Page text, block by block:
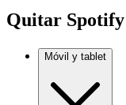
Quitar Spotify
Móvil y tablet